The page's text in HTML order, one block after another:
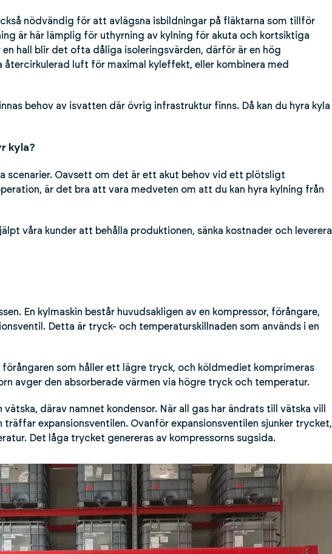
nödvändig för att avlägsna isbildningar på fläktarna som tillför
är här lämplig för uthyrning av kylning för akuta och kortsiktiga
en hall blir det ofta dåliga isoleringsvärden, därför är en hög
återcirkulerad luft för maximal kyleffekt, eller kombinera med
behov av isvatten där övrig infrastruktur finns. Då kan du hyra kyla
kyla?
scenarier. Oavsett om det är ett akut behov vid ett plötsligt
är det bra att vara medveten om att du kan hyra kylning från
våra kunder att behålla produktionen, sänka kostnader och leverera
En kylmaskin består huvudsakligen av en kompressor, förångare,
Detta är tryck- och temperaturskillnaden som används i en
som håller ett lägre tryck, och köldmediet komprimeras
avger den absorberade värmen via högre tryck och temperatur.
vätska, därav namnet kondensor. När all gas har ändrats till vätska vill
träffar expansionsventilen. Ovanför expansionsventilen sjunker trycket,
Det låga trycket genereras av kompressorns sugsida.